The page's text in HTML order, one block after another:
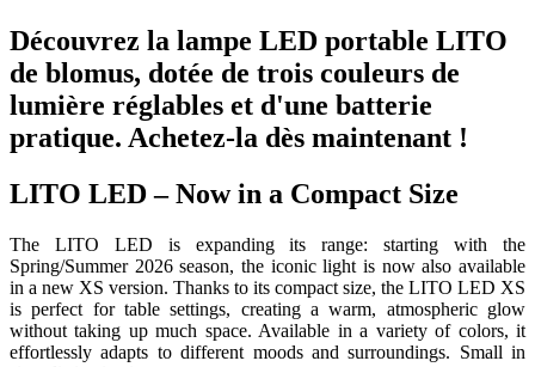
Découvrez la lampe LED portable LITO
de blomus, dotée de trois couleurs de
lumière réglables et d'une batterie
pratique. Achetez-la dès maintenant !
LITO LED – Now in a Compact Size
The LITO LED is expanding its range: starting with the
Spring/Summer 2026 season, the iconic light is now also available
in a new XS version. Thanks to its compact size, the LITO LED XS
is perfect for table settings, creating a warm, atmospheric glow
without taking up much space. Available in a variety of colors, it
effortlessly adapts to different moods and surroundings. Small in